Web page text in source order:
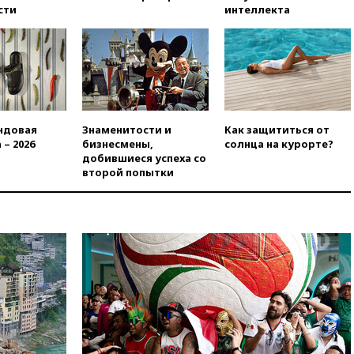
сообщила об омоложении
в Госдуму
вчера, 19:25Путин
прокомментировал первый
номер «Единой России» в
бюллетене
вчера, 19:15 Путин обсудил с
Памфиловой подготовку к
единому дню голосования
отрицает перенос основной
вчера, 18:45Крупнейший
склад маркетплейса Rozetka
сгорел под Киевом
вчера, 18:35Джаред Лето
лишился роли в фильме
Барри Левинсона на фоне
обвинений в насилии
интеллекта
2026
Знаменитости и
бизнесмены,
добившиеся успеха со
второй попытки
Как защититься от
солнца на курорте?